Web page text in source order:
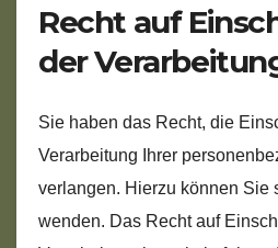
Recht auf
der
Sie haben das Recht, die
Verarbeitung Ihrer
verlangen. Hierzu können Sie
wenden. Das Recht auf